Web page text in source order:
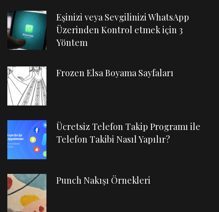
Eşinizi veya Sevgilinizi WhatsApp
Üzerinden Kontrol etmek için 3
Yöntem
Frozen Elsa Boyama Sayfaları
Ücretsiz Telefon Takip Programı ile
Telefon Takibi Nasıl Yapılır?
Punch Nakışı Örnekleri